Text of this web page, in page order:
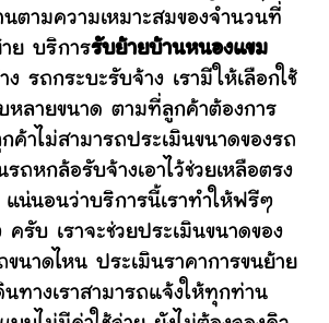
นตามความเหมาะสมของจำนวนที่
ย บริการรับย้ายบ้านหนองแขม
รถกระบะรับจ้าง เรามีให้เลือกใช้
หลายขนาด ตามที่ลูกค้าต้องการ
ค้าไม่สามารถประเมินขนาดของรถ
ถหกล้อรับจ้างเอาไว้ช่วยเหลือตรง
น่นอนว่าบริการนี้เราทำให้ฟรีๆ
ครับ เราจะช่วยประเมินขนาดของ
ขนาดไหน ประเมินราคาการขนย้าย
นทางเราสามารถแจ้งให้ทุกท่าน